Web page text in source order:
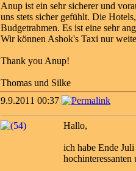
Anup ist ein sehr sicherer und
uns stets sicher gefühlt. Die
Budgetrahmen. Es ist eine sehr
Wir können Ashok's Taxi nur
Thank you Anup!
Thomas und Silke
9.9.2011 00:37
Hallo,
ich habe Ende